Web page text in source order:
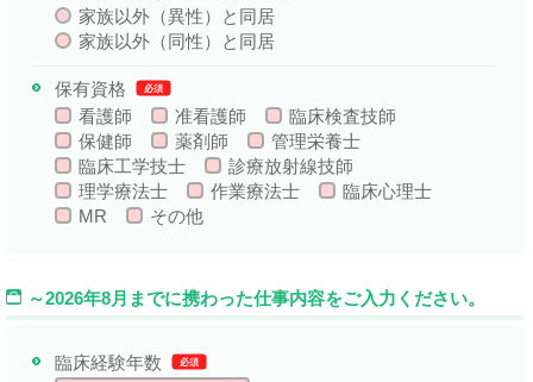
家族以外（異性）と同居
家族以外（同性）と同居
保有資格 必須
看護師 准看護師
臨床検査技師
保健師
薬剤師
管理栄養士
臨床工学技士
診療放射線技師
理学療法士
作業療法士
臨床心理士
MR
その他
～2026年8月までに携わった仕事内容をご入力ください。
臨床経験年数 必須